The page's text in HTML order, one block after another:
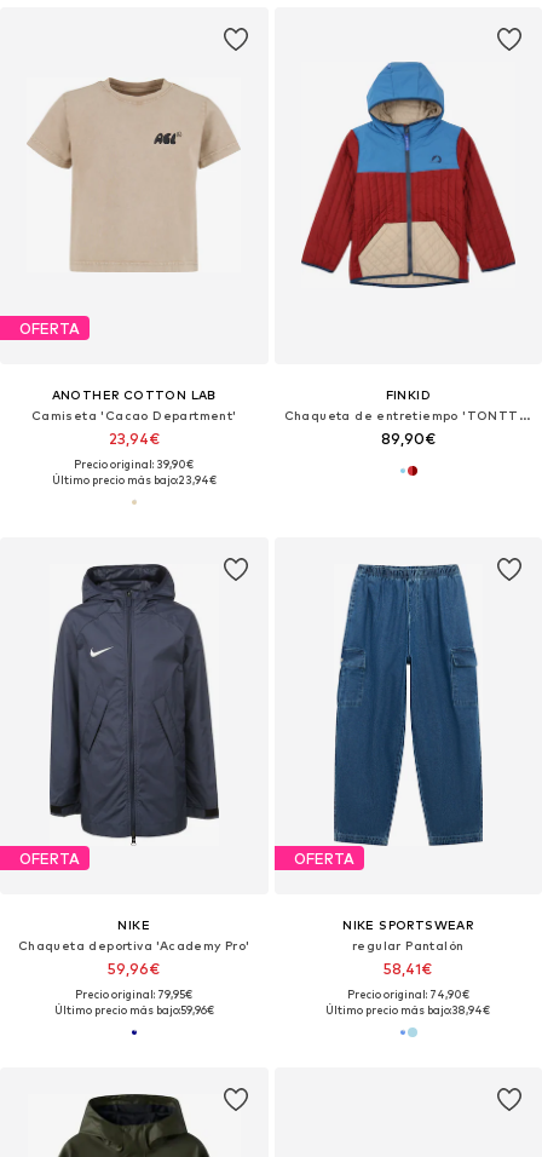
OFERTA
ANOTHER COTTON LAB
Camiseta 'Cacao Department'
23,94€
Precio original: 39,90€
Último precio más bajo:23,94€
FINKID
Chaqueta de entretiempo 'TONTTU AIR'
89,90€
OFERTA
NIKE
Chaqueta deportiva 'Academy Pro'
59,96€
Precio original: 79,95€
Último precio más bajo:59,96€
OFERTA
NIKE SPORTSWEAR
regular Pantalón
58,41€
Precio original: 74,90€
Último precio más bajo:38,94€